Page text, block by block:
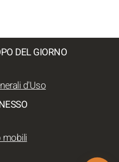
DEL GIORNO
d'Uso
mobili